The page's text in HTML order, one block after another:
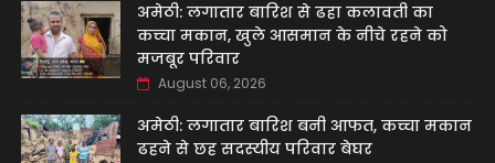
अमेठी: लगातार बारिश से ढहा कलावती का
कच्चा मकान, खुले आसमान के नीचे रहने को
मजबूर परिवार
August 06, 2026
अमेठी: लगातार बारिश बनी आफत, कच्चा मकान
ढहने से छह सदस्यीय परिवार बेघर